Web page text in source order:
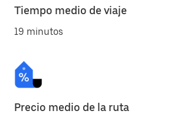
Tiempo medio de viaje
19 minutos
Precio medio de la ruta